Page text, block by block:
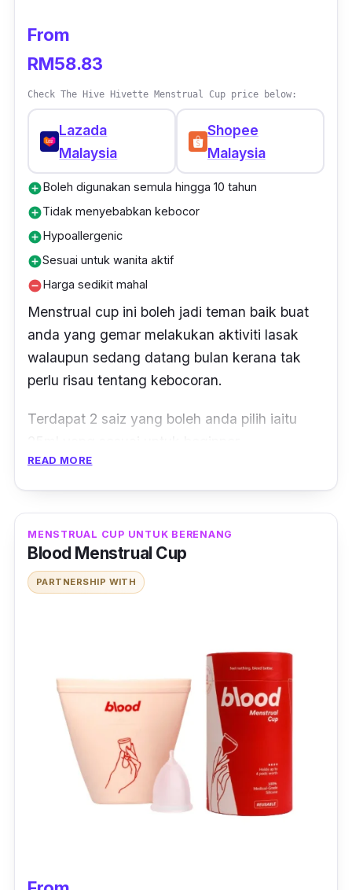
From
RM58.83
Check The Hive Hivette Menstrual Cup price below:
Lazada
Malaysia
Shopee
Malaysia
add_circleBoleh digunakan semula hingga 10 tahun
add_circleTidak menyebabkan kebocor
add_circleHypoallergenic
add_circleSesuai untuk wanita aktif
remove_circleHarga sedikit mahal
Menstrual cup ini boleh jadi teman baik buat
anda yang gemar melakukan aktiviti lasak
walaupun sedang datang bulan kerana tak
perlu risau tentang kebocoran.
Terdapat 2 saiz yang boleh anda pilih iaitu
Boleh dipakai sekitar 8 hingga 12 jam untuk
satu-satu tempoh, bergantung pada aliran
Paling penting, tak sebabkan jangkitan kuman
atau masalah kekeringan. Terdapat 2 pilihan
warna iaitu hitam dan kuning. Pilih saja!
Bukan itu sahaja, produk yang diperbuat
daripada silikon bergred perubatan ini turut
direka dengan batang kecil bagi
memudahkan untuk masuk dan keluarkan dari
READ MORE
MENSTRUAL CUP UNTUK BERENANG
Blood Menstrual Cup
PARTNERSHIP WITH